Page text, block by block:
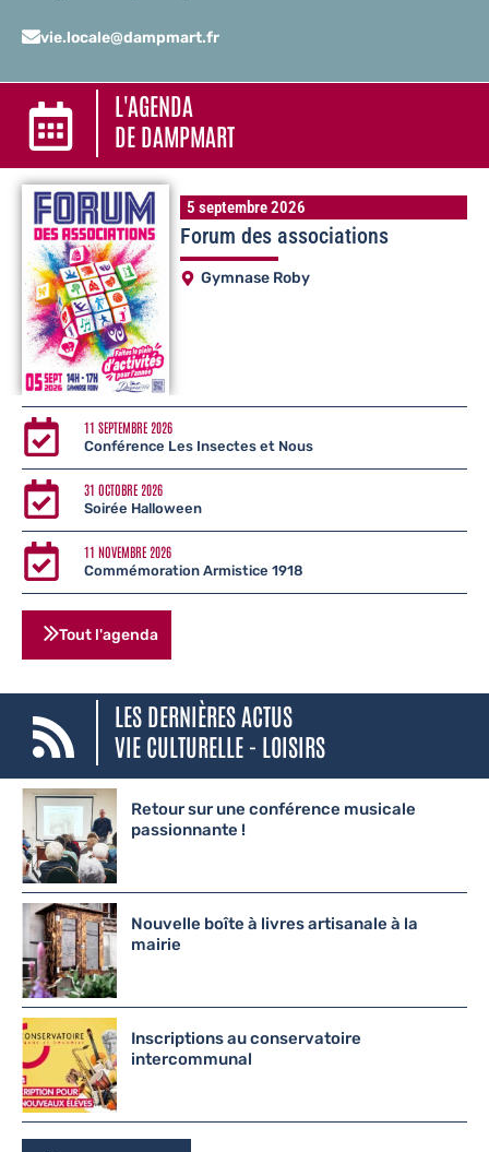
vie.locale@dampmart.fr
L'AGENDA
DE DAMPMART
5 septembre 2026
Forum des associations
Gymnase Roby
11 SEPTEMBRE 2026
Conférence Les Insectes et Nous
31 OCTOBRE 2026
Soirée Halloween
11 NOVEMBRE 2026
Commémoration Armistice 1918
Tout l'agenda
LES DERNIÈRES ACTUS
VIE CULTURELLE - LOISIRS
Retour sur une conférence musicale
passionnante !
Nouvelle boîte à livres artisanale à la
mairie
Inscriptions au conservatoire
intercommunal